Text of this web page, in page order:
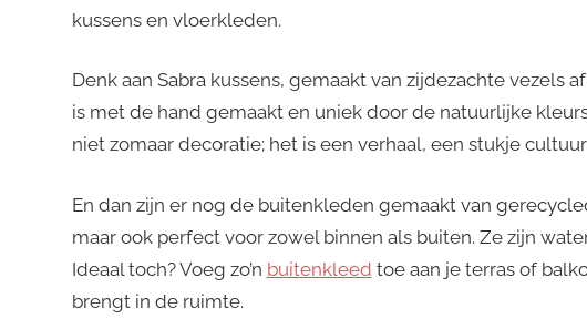
kussens en vloerkleden.
Denk aan Sabra kussens, gemaakt van zijdezachte vezels
is met de hand gemaakt en uniek door de natuurlijke
niet zomaar decoratie; het is een verhaal, een stukje
En dan zijn er nog de buitenkleden gemaakt van
maar ook perfect voor zowel binnen als buiten. Ze zijn
Ideaal toch? Voeg zo’n buitenkleed toe aan je terras of
brengt in de ruimte.